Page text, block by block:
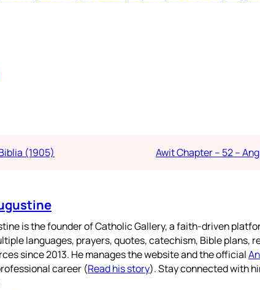
(1905) Awit Chapter – 52 –
is the founder of Catholic Gallery, a faith-driven
languages, prayers, quotes, catechism, Bible plans,
since 2013. He manages the website and the official
career (Read his story). Stay connected with